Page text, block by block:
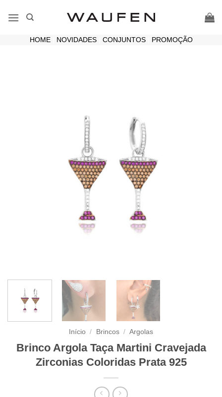
HOME| NOVIDADES| CONJUNTOS| PROMOÇÃO
Início / Brincos / Argolas
Brinco Argola Taça Martini Cravejada
Zirconias Coloridas Prata 925